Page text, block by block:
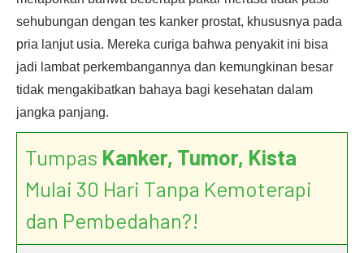
sehubungan dengan tes kanker prostat, khususnya pada
pria lanjut usia. Mereka curiga bahwa penyakit ini bisa
jadi lambat perkembangannya dan kemungkinan besar
tidak mengakibatkan bahaya bagi kesehatan dalam
jangka panjang.
Tumpas Kanker, Tumor, Kista
Mulai 30 Hari Tanpa Kemoterapi
dan Pembedahan?!